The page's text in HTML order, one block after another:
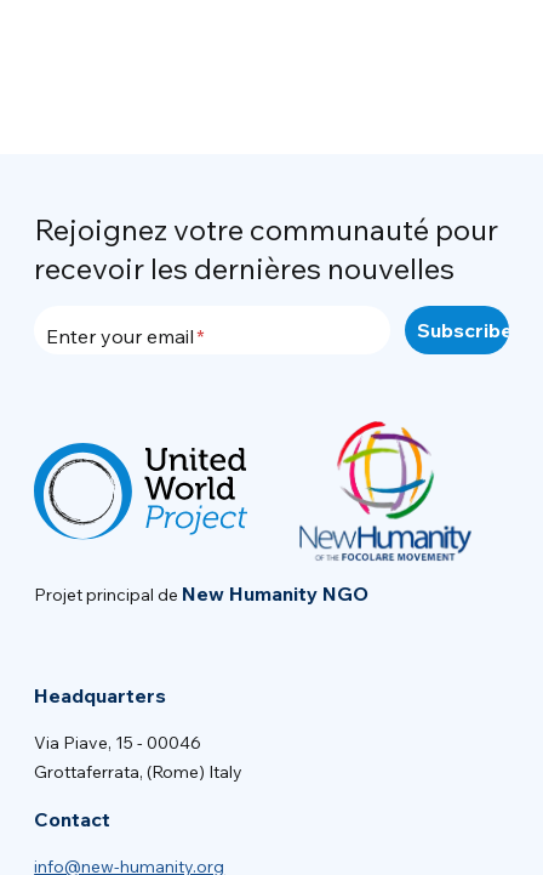
Rejoignez votre communauté pour
recevoir les dernières nouvelles
Enter your email
Projet principal de New Humanity NGO
Headquarters
Via Piave, 15 - 00046
Grottaferrata, (Rome) Italy
Contact
info@new-humanity.org